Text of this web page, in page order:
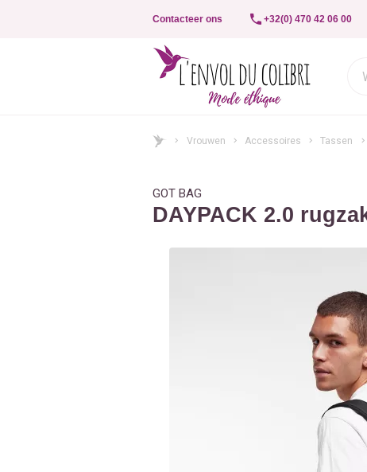
Contacteer ons +32(0) 470 42 06 00
Vrouwen Accessoires Tassen
GOT BAG
DAYPACK 2.0